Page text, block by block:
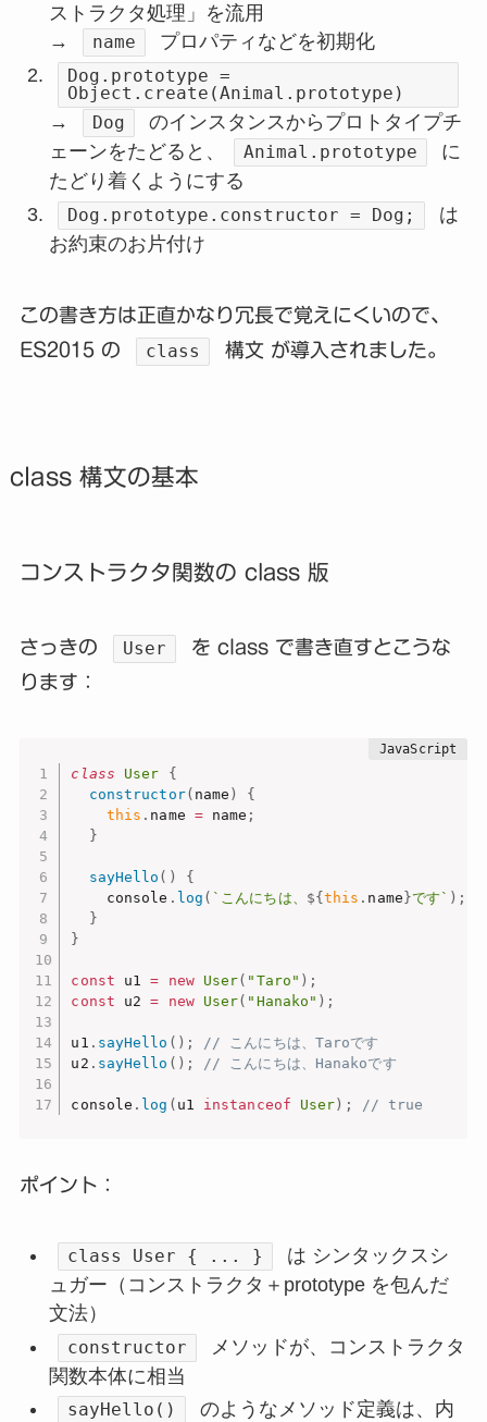
ストラクタ処理」を流用
→
name プロパティなどを初期化
Dog.prototype =
Object.create(Animal.prototype)
→ Dog
のインスタンスからプロトタイプチ
ェーンをたどると、
Animal.prototype
に
たどり着くようにする
Dog.prototype.constructor = Dog;
は
お約束のお片付け
この書き方は正直かなり冗長で覚えにくいので、
ES2015 の
class 構文 が導入されました。
class 構文の基本
コンストラクタ関数の class 版
さっきの User
を class で書き直すとこうな
ります：
class User
{
constructor( name )
{
this . name = name ;
}
sayHello ( )
{
    console
. log ( `こんにちは、 ${this . name}です` ) ;
}
}
const u1 = new User( "Taro" ) ;
const u2 = new User( "Hanako" ) ;
u1 . sayHello ( ) ;
// こんにちは、Taroです
u2 . sayHello ( ) ; // こんにちは、Hanakoです
console . log ( u1 instanceof User) ; // true
ポイント：
class User { ... }
は シンタックスシ
ュガー（コンストラクタ＋prototype を包んだ
文法）
constructor
メソッドが、コンストラクタ
関数本体に相当
sayHello()
のようなメソッド定義は、内